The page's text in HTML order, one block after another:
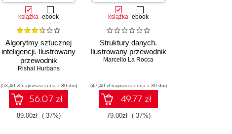
książka ebook
Algorytmy sztucznej
inteligencji. Ilustrowany
przewodnik
Rishal Hurbans
(53,40 zł najniższa cena z 30 dni)
56.07 zł
89.00zł (-37%)
książka ebook
Struktury danych.
Ilustrowany przewodnik
Marcello La Rocca
(47,40 zł najniższa cena z 30 dni)
49.77 zł
79.00zł (-37%)